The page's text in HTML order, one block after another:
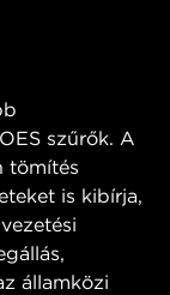
szűrők. A
tömítés
is kibírja,
államközi